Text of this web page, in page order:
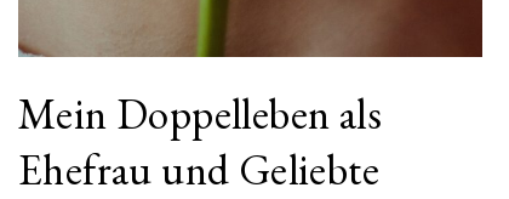
Mein Doppelleben als
Ehefrau und Geliebte